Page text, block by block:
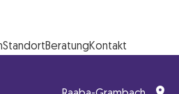
mbH SFG Logo
StandortBeratungKontakt